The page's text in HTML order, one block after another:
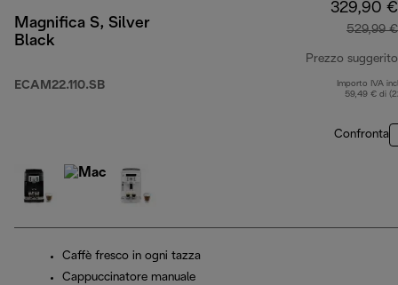
Magnifica S, Silver
Black
ECAM22.110.SB
329,90 €
529,99 €
Prezzo suggerito
Importo IVA
59,49 € di
Confronta
Caffè fresco in ogni tazza
Cappuccinatore manuale